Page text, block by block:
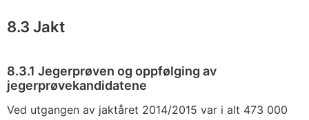
8.3 Jakt
8.3.1 Jegerprøven og oppfølging av
jegerprøvekandidatene
Ved utgangen av jaktåret 2014/2015 var i alt 473 000